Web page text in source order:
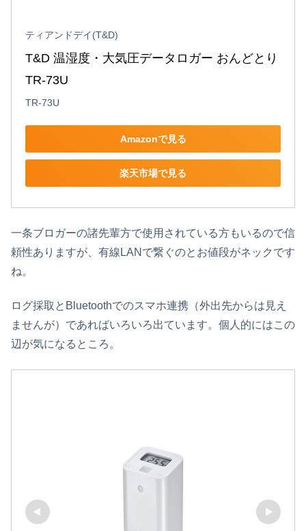
ティアンドデイ(T&D)
T&D 温湿度・大気圧データロガー おんどとり
TR-73U
TR-73U
Amazonで見る
楽天市場で見る
一条ブロガーの諸先輩方で使用されている方もいるので信
頼性ありますが、有線LANで繋ぐのとお値段がネックです
ね。
ログ採取とBluetoothでのスマホ連携（外出先からは見え
ませんが）であればいろいろ出ています。個人的にはこの
辺が気になるところ。